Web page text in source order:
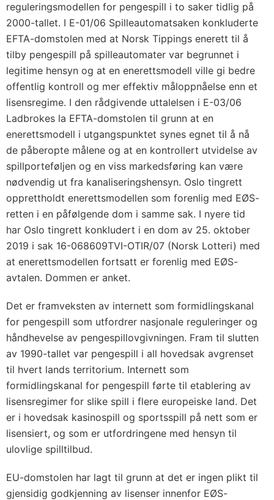
reguleringsmodellen for pengespill i to saker tidlig på
2000-tallet. I E-01/06 Spilleautomatsaken konkluderte
EFTA-domstolen med at Norsk Tippings enerett til å
tilby pengespill på spilleautomater var begrunnet i
legitime hensyn og at en enerettsmodell ville gi bedre
offentlig kontroll og mer effektiv måloppnåelse enn et
lisensregime. I den rådgivende uttalelsen i E-03/06
Ladbrokes la EFTA-domstolen til grunn at en
enerettsmodell i utgangspunktet synes egnet til å nå
de påberopte målene og at en kontrollert utvidelse av
spillporteføljen og en viss markedsføring kan være
nødvendig ut fra kanaliseringshensyn. Oslo tingrett
opprettholdt enerettsmodellen som forenlig med EØS-
retten i en påfølgende dom i samme sak. I nyere tid
har Oslo tingrett konkludert i en dom av 25. oktober
2019 i sak 16-068609TVI-OTIR/07 (Norsk Lotteri) med
at enerettsmodellen fortsatt er forenlig med EØS-
avtalen. Dommen er anket.
Det er framveksten av internett som formidlingskanal
for pengespill som utfordrer nasjonale reguleringer og
håndhevelse av pengespillovgivningen. Fram til slutten
av 1990-tallet var pengespill i all hovedsak avgrenset
til hvert lands territorium. Internett som
formidlingskanal for pengespill førte til etablering av
lisensregimer for slike spill i flere europeiske land. Det
er i hovedsak kasinospill og sportsspill på nett som er
lisensiert, og som er utfordringene med hensyn til
ulovlige spilltilbud.
EU-domstolen har lagt til grunn at det er ingen plikt til
gjensidig godkjenning av lisenser innenfor EØS-